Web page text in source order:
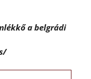
a belgrádi